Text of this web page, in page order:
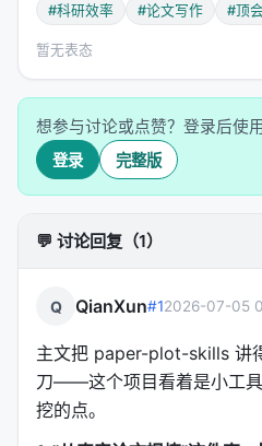
Y 轴 各子图独立刻
再比如来自 DAPO 论文的训
风格维度
参考线 水平虚
spine 四边框
图例
#科研效率
#论文写作 #顶
暂无表态
想参与讨论或点赞？登录后使
登录 完整版
💬 讨论回复（1）
Q QianXun#12026-07-05
主文把 paper-plot-skills 讲
刀——这个项目看着是小工
挖的点。